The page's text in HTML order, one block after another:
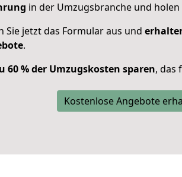
in der Umzugsbranche und holen
Sie jetzt das Formular aus und
.
60 % der Umzugskosten sparen, das
Kostenlose Angebote